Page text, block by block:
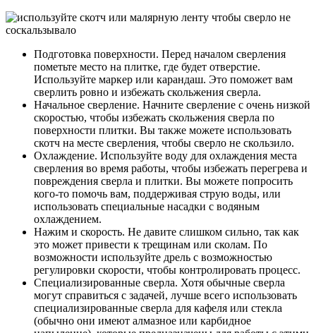
Подготовка поверхности. Перед началом сверления
пометьте место на плитке, где будет отверстие.
Используйте маркер или карандаш. Это поможет вам
сверлить ровно и избежать скольжения сверла.
Начальное сверление. Начните сверление с очень низкой
скоростью, чтобы избежать скольжения сверла по
поверхности плитки. Вы также можете использовать
скотч на месте сверления, чтобы сверло не скользило.
Охлаждение. Используйте воду для охлаждения места
сверления во время работы, чтобы избежать перегрева и
повреждения сверла и плитки. Вы можете попросить
кого-то помочь вам, поддерживая струю воды, или
использовать специальные насадки с водяным
охлаждением.
Нажим и скорость. Не давите слишком сильно, так как
это может привести к трещинам или сколам. По
возможности используйте дрель с возможностью
регулировки скорости, чтобы контролировать процесс.
Специализированные сверла. Хотя обычные сверла
могут справиться с задачей, лучше всего использовать
специализированные сверла для кафеля или стекла
(обычно они имеют алмазное или карбидное